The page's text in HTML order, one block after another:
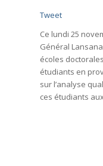
Tweet
Ce lundi 25
Général
écoles
étudiants en
sur l’analyse
ces étudiants